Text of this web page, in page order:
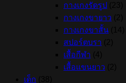
กางเกงรัดรูป
กางเกงขายาว
กางเกงขาสั้น
สปอร์ตบรา
เสื้อกีฬา
เสื้อแขนยาว
เด็ก